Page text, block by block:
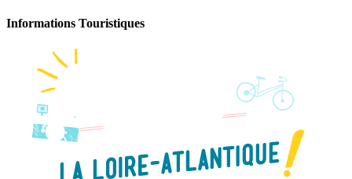
Informations Touristiques